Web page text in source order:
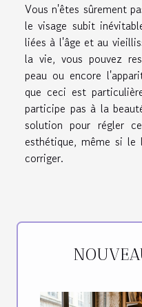
Vous n'êtes sûrement
le visage subit
liées à l'âge et au
la vie, vous pouvez
peau ou encore
que ceci est
participe pas à la
solution pour régler
esthétique, même si
corriger.